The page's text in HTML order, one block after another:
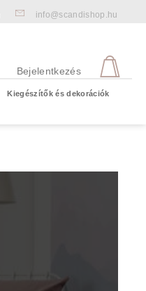
info@scandishop.hu
Bejelentkezés
Kiegészítők és dekorációk